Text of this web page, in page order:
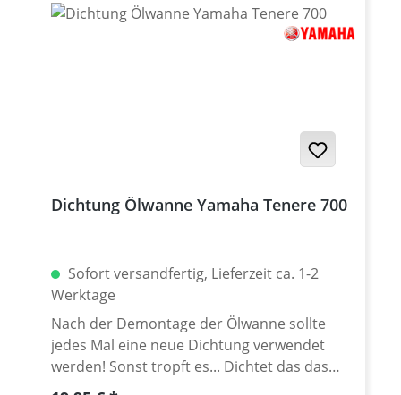
Dichtung Ölwanne Yamaha Tenere 700
Sofort versandfertig, Lieferzeit ca. 1-2
Werktage
Nach der Demontage der Ölwanne sollte
jedes Mal eine neue Dichtung verwendet
werden! Sonst tropft es... Dichtet das das
Kurbelgehäuse zur Ölwanne ab.